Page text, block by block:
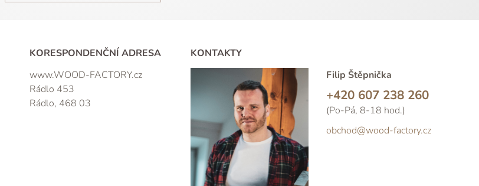
KORESPONDENČNÍ ADRESA
www.WOOD-FACTORY.cz
Rádlo 453
Rádlo, 468 03
KONTAKTY
Filip Štěpnička
+420 607 238 260
(Po-Pá, 8-18 hod.)
obchod@wood-factory.cz